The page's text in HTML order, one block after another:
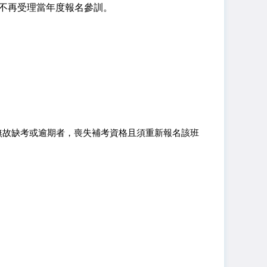
受理當年度報名參訓。
缺考或逾期者，喪失補考資格且須重新報名該班